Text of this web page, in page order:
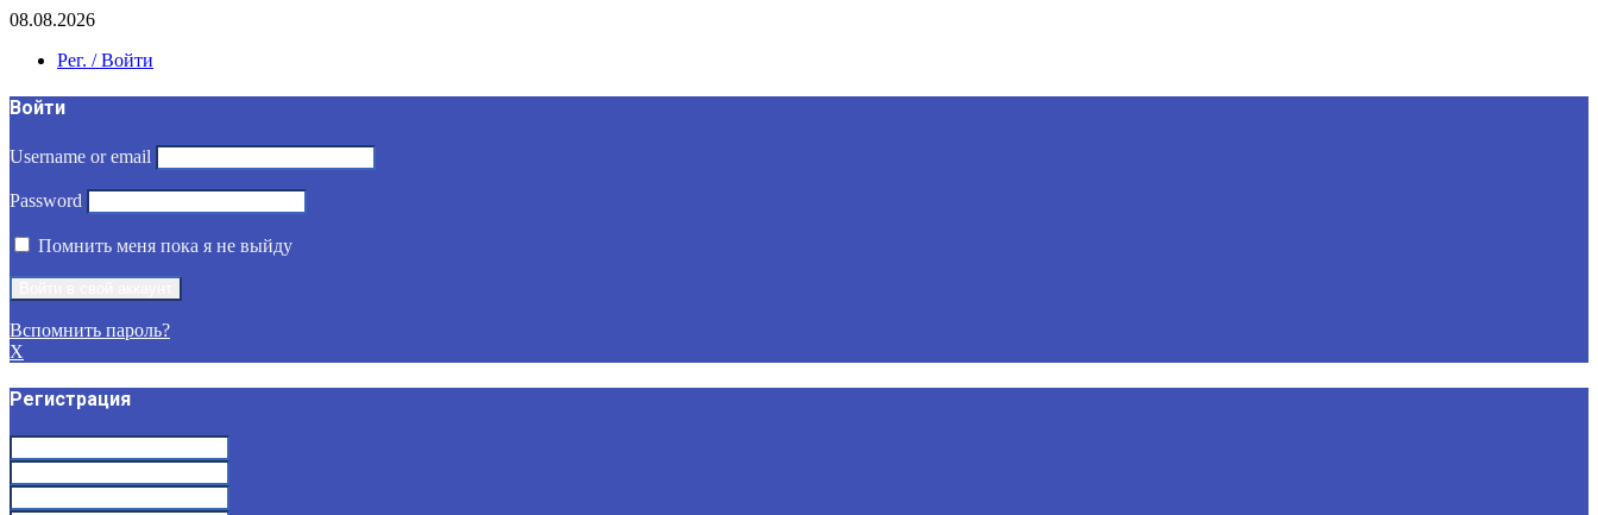
08.08.2026
Рег. / Войти
Войти
Username or email
Password
Помнить меня пока я не выйду
Вспомнить пароль?
X
Регистрация